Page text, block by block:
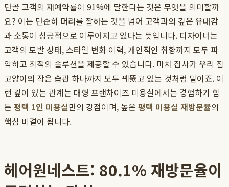
단골 고객의 재예약률이 91%에 달한다는 것은 무엇을 의미할까
요? 이는 단순히 머리를 잘하는 것을 넘어 고객과의 깊은 유대감
과 소통이 성공적으로 이루어지고 있다는 뜻입니다. 디자이너는
고객의 모발 상태, 스타일 변화 이력, 개인적인 취향까지 모두 파
악하고 최적의 솔루션을 제공할 수 있습니다. 마치 집사가 우리 집
고양이의 작은 습관 하나까지 모두 꿰뚫고 있는 것처럼 말이죠. 이
런 깊이 있는 관계는 대형 프랜차이즈 미용실에서는 경험하기 힘
든 평택 1인 미용실만의 강점이며, 높은 평택 미용실 재방문율의
핵심 비결이 됩니다.
헤어원네스트: 80.1% 재방문율이